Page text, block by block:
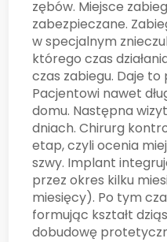
zębów. Miejsce
zabezpieczane.
w specjalnym
którego czas
czas zabiegu. Daje
Pacjentowi nawet
domu. Następna
dniach. Chirurg
etap, czyli ocenia
szwy. Implant
przez okres kilku
miesięcy). Po tym
formując kształt
dobudowę